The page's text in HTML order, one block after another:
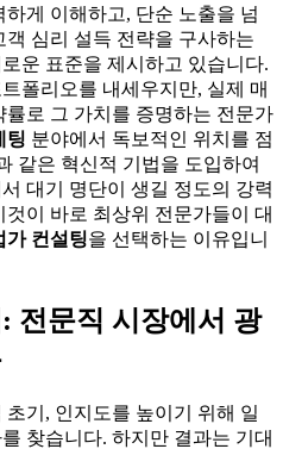
게 이해하고, 단순 노출을 넘
심리 설득 전략을 구사하는
운 표준을 제시하고 있습니다.
폴리오를 내세우지만, 실제 매
로 그 가치를 증명하는 전문가
팅 분야에서 독보적인 위치를 점
같은 혁신적 기법을 도입하여
대기 명단이 생길 정도의 강력
이 바로 최상위 전문가들이 대
가 컨설팅을 선택하는 이유입니
전문직 시장에서 광
기, 인지도를 높이기 위해 일
찾습니다. 하지만 결과는 기대